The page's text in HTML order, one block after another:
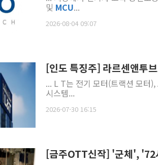
및 MCU...
2026-08-04 09:07
[인도 특징주] 라르센앤투
... L T는 전기 모터(트랙션 모터
시스템...
2026-07-30 16:15
[금주OTT신작] '군체',